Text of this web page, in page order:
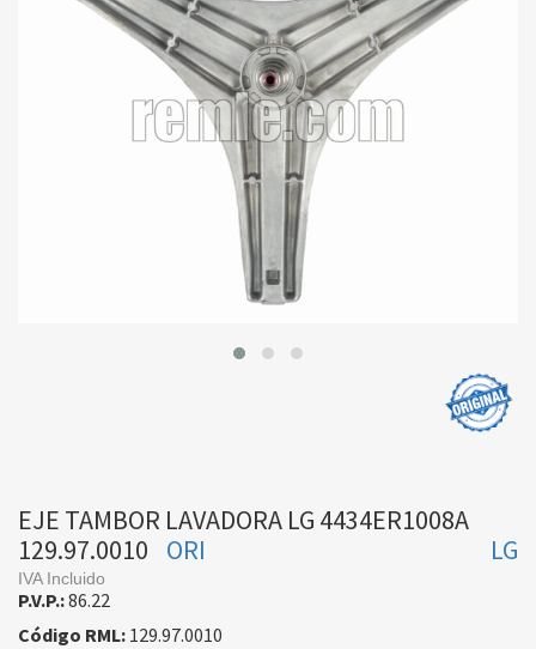
EJE TAMBOR LAVADORA LG 4434ER1008A
129.97.0010
LG
ORI
IVA Incluido
P.V.P.:86.22
Código RML: 129.97.0010